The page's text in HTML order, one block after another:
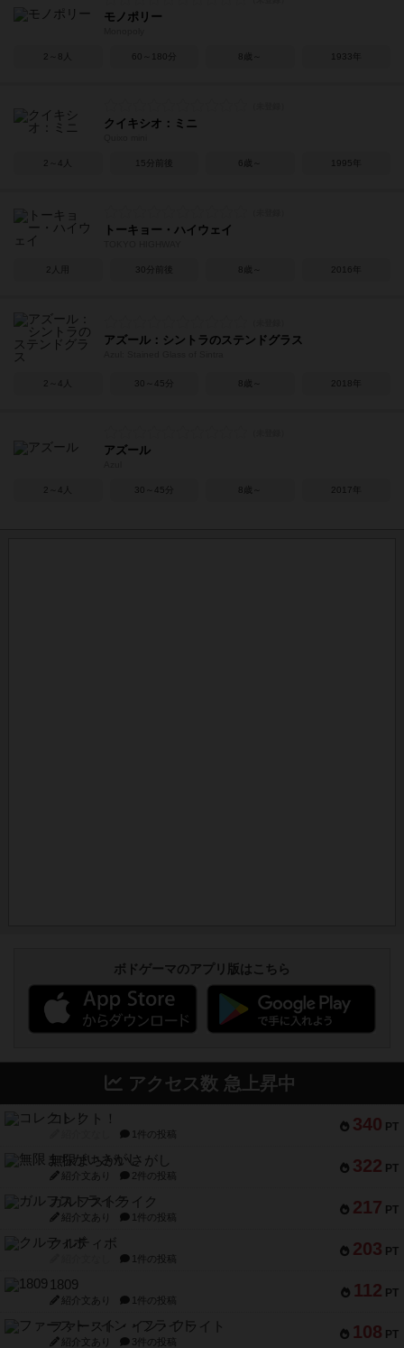
モノポリー
2～8人 60～180分 8歳～ 1933年
クイキシオ：ミニ
2～4人 15分前後 6歳～ 1995年
トーキョー・ハイウェイ
2人用 30分前後 8歳～ 2016年
アズール：シントラのステンドグラス
2～4人 30～45分 8歳～ 2018年
アズール
2～4人 30～45分 8歳～ 2017年
ボドゲーマのアプリ版はこちら
アクセス数 急上昇中
340 PT
コレクト！
1件の投稿
322 PT
無限まちがいさがし
紹介文あり 2件の投稿
217 PT
ガルフストライク
紹介文あり 1件の投稿
203 PT
クルティボ
1件の投稿
112 PT
1809
紹介文あり 1件の投稿
108 PT
ファースト・イン・フライト
紹介文あり 3件の投稿